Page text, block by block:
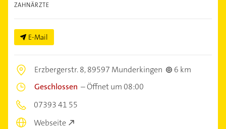
ZAHNÄRZTE
E-Mail
Erzbergerstr. 8,89597 Munderkingen
6 km
Geschlossen –Öffnet um 08:00
07393 41 55
Webseite